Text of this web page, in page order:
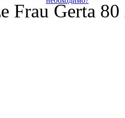
Frau Gerta